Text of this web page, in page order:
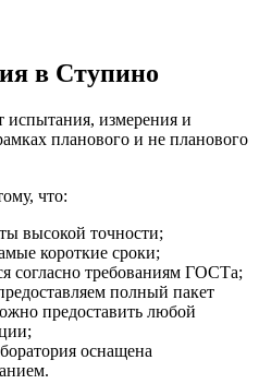
в Ступино
испытания, измерения и
планового и не планового
что:
высокой точности;
короткие сроки;
согласно требованиям ГОСТа;
полный пакет
предоставить любой
оснащена